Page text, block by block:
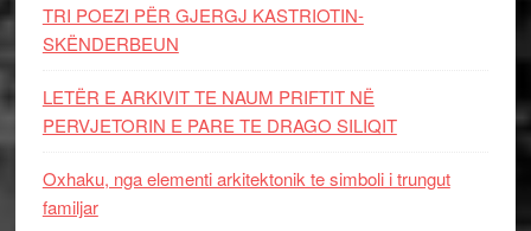
TRI POEZI PËR GJERGJ KASTRIOTIN-
SKËNDERBEUN
LETËR E ARKIVIT TE NAUM PRIFTIT NË
PERVJETORIN E PARE TE DRAGO SILIQIT
Oxhaku, nga elementi arkitektonik te simboli i trungut
familjar